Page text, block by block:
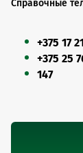
Справочные
+375 17
+375 25
147